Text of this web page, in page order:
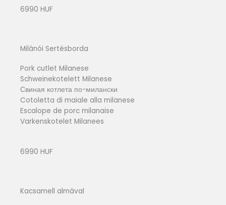
6990 HUF
Milánói Sertésborda
Pork cutlet Milanese
Schweinekotelett Milanese
Свиная котлета по-милански
Cotoletta di maiale alla milanese
Escalope de porc milanaise
Varkenskotelet Milanees
6990 HUF
Kacsamell almával